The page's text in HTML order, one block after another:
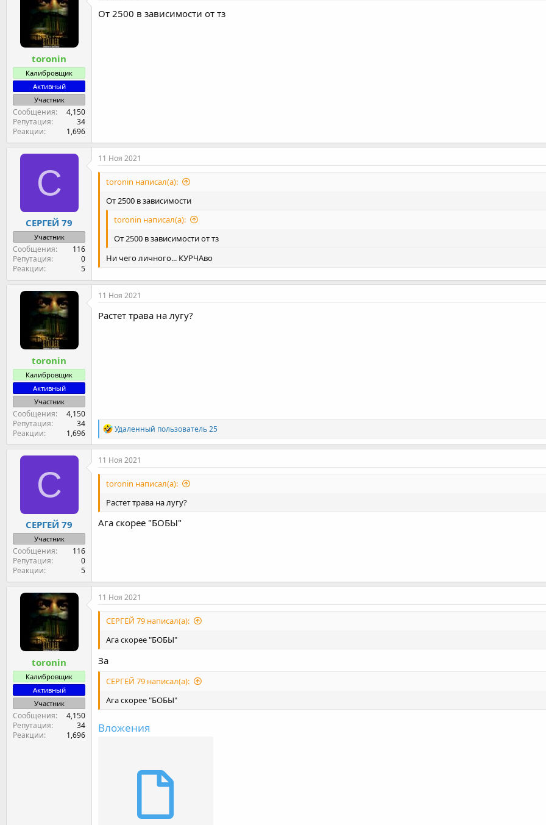
toronin
Калибровщик
Активный
Участник
Сообщения
4,150
Репутация
34
Реакции
1,696
От 2500 в зависимости от тз
С
СЕРГЕЙ 79
Участник
Сообщения
116
Репутация
0
Реакции
5
11 Ноя 2021
toronin написал(а):
От 2500 в зависимости
toronin написал(а):
От 2500 в зависимости от тз
Ни чего личного... КУРЧАво
toronin
Калибровщик
Активный
Участник
Сообщения
4,150
Репутация
34
Реакции
1,696
11 Ноя 2021
Растет трава на лугу?
Р
е
а
к
и
Удаленный пользователь 25
С
СЕРГЕЙ 79
Участник
Сообщения
116
Репутация
0
Реакции
5
11 Ноя 2021
toronin написал(а):
Растет трава на лугу?
Ага скорее "БОБЫ"
toronin
Калибровщик
Активный
Участник
Сообщения
4,150
Репутация
34
Реакции
1,696
11 Ноя 2021
СЕРГЕЙ 79 написал(а):
Ага скорее "БОБЫ"
За
СЕРГЕЙ 79 написал(а):
Ага скорее "БОБЫ"
Вложения